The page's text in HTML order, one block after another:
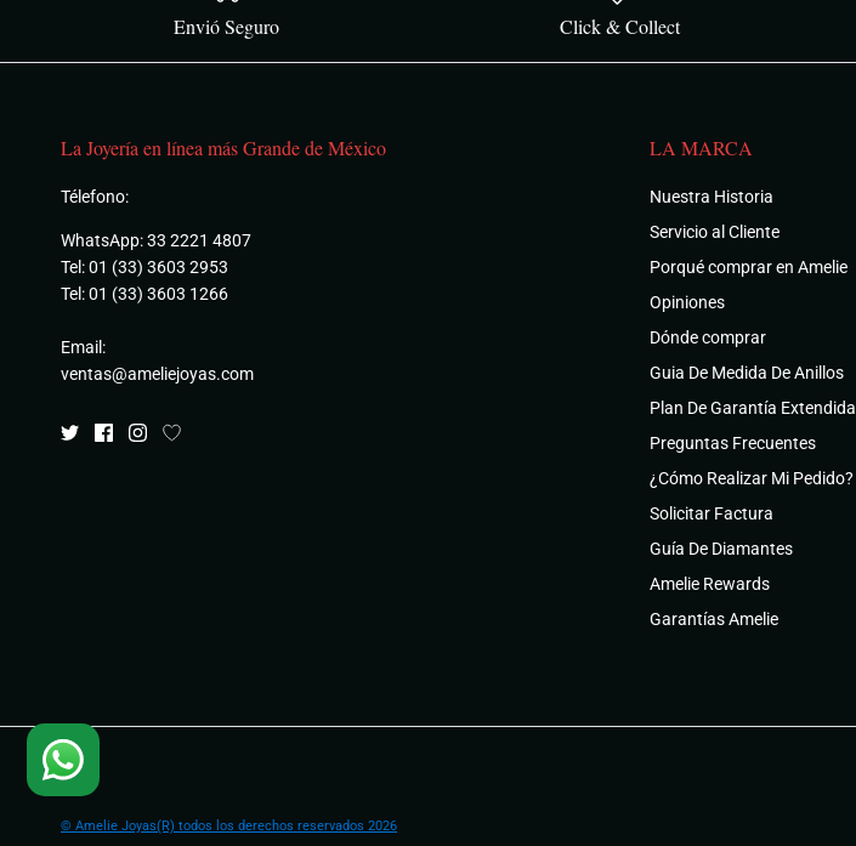
Envió Seguro Click & Collect
La Joyería en línea más Grande de México
Télefono:
WhatsApp: 33 2221 4807
Tel: 01 (33) 3603 2953
Tel: 01 (33) 3603 1266
Email:
ventas@ameliejoyas.com
LA MARCA
Nuestra Historia
Servicio al Cliente
Porqué comprar en Amelie
Opiniones
Dónde comprar
Guia De Medida De Anillos
Plan De Garantía Extendida
Preguntas Frecuentes
¿Cómo Realizar Mi Pedido?
Solicitar Factura
Guía De Diamantes
Amelie Rewards
Garantías Amelie
© Amelie Joyas(R) todos los derechos reservados 2026